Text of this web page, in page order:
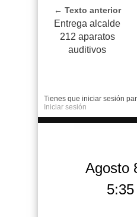
← Texto anterior
Entrega alcalde
212 aparatos
auditivos
Tienes que iniciar sesión
Iniciar sesión
Agosto